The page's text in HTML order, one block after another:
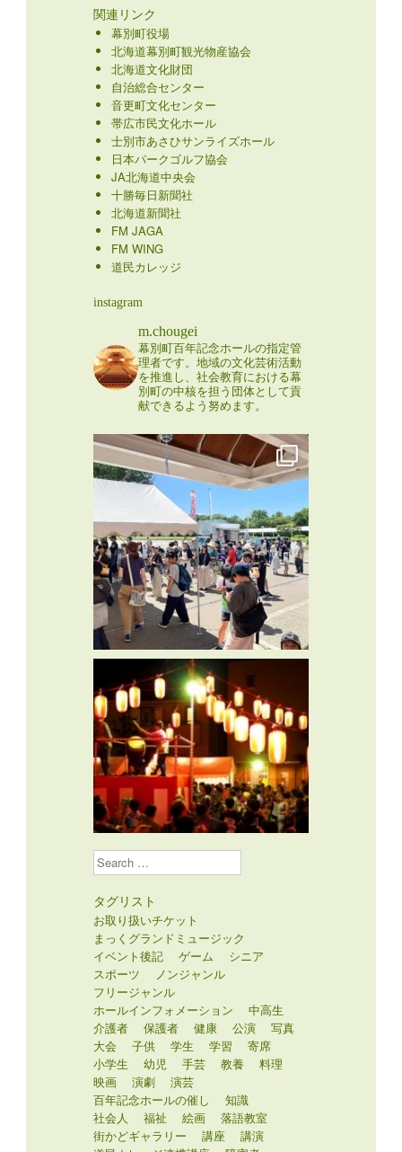
関連リンク
幕別町役場
北海道幕別町観光物産協会
北海道文化財団
自治総合センター
音更町文化センター
帯広市民文化ホール
士別市あさひサンライズホール
日本パークゴルフ協会
JA北海道中央会
十勝毎日新聞社
北海道新聞社
FM JAGA
FM WING
道民カレッジ
instagram
m.chougei
幕別町百年記念ホールの指定管
理者です。地域の文化芸術活動
を推進し、社会教育における幕
別町の中核を担う団体として貢
献できるよう努めます。
Search
タグリスト
お取り扱いチケット
まっくグランドミュージック
イベント後記
ゲーム
シニア
スポーツ
ノンジャンル
フリージャンル
ホールインフォメーション
中高生
介護者
保護者 健康 公演
写真
大会
子供 学生 学習
寄席
小学生
幼児 手芸 教養
料理
映画
演劇
演芸
百年記念ホールの催し
知識
社会人
福祉 絵画
落語教室
街かどギャラリー
講座
講演